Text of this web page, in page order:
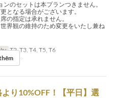
のセットは本プランつきません。
となる場合がございます。
の指定は承れません。
界観の維持のため変更をいたし兼ね
T2, T3, T4, T5, T6
~ 3
り10%OFF！【平日】選